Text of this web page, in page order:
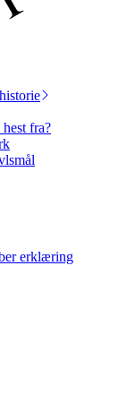
fra?
erklæring